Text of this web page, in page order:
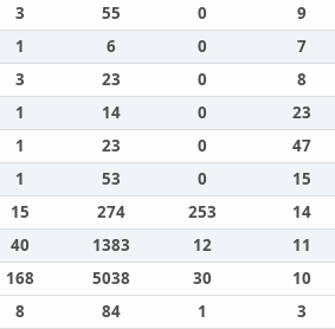
3 55 0
9
1 6 0
7
3 23 0
8
1 14 0
23
1 23 0
47
1 53 0
15
15 274 253
14
40 1383 12
11
168 5038 30
10
8 84 1 3